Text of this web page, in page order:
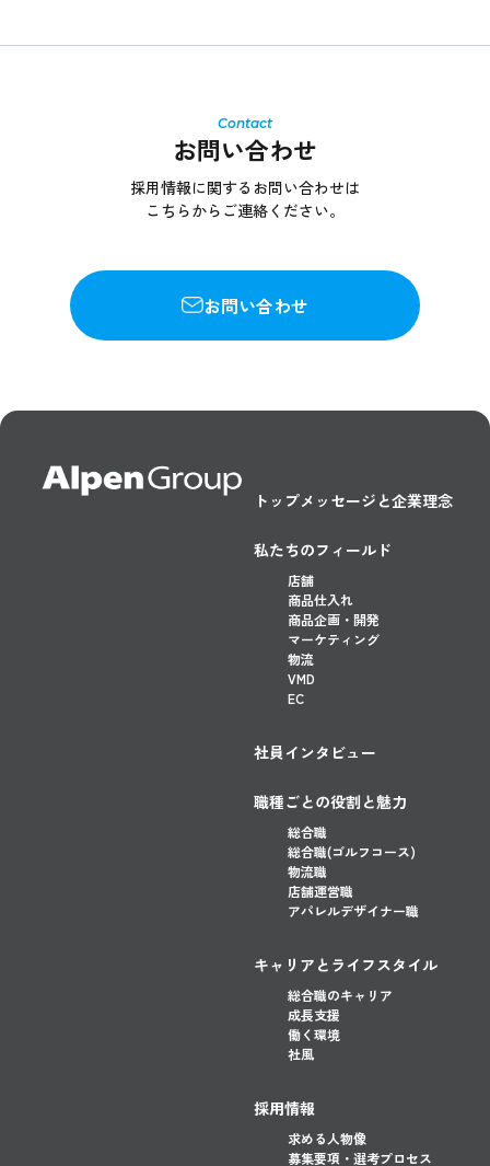
お問い合わせ
採用情報に関するお問い合わせは
こちらからご連絡ください。
お問い合わせ
トップメッセージと企業理念
私たちのフィールド
店舗
商品仕入れ
商品企画・開発
マーケティング
物流
VMD
EC
社員インタビュー
職種ごとの役割と魅力
総合職
総合職(ゴルフコース)
物流職
店舗運営職
アパレルデザイナー職
キャリアとライフスタイル
総合職のキャリア
成長支援
働く環境
社風
採用情報
求める人物像
募集要項・選考プロセス